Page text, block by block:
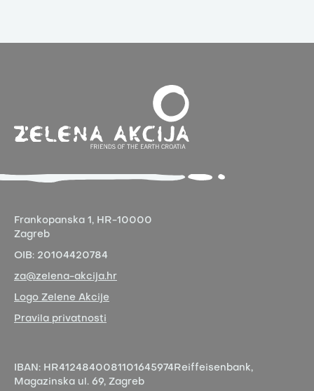
Frankopanska 1, HR-10000
Zagreb
OIB: 20104420784
za@zelena-akcija.hr
Logo Zelene Akcije
Pravila privatnosti
IBAN: HR4124840081101645974 Reiffeisenbank,
Magazinska ul. 69, Zagreb